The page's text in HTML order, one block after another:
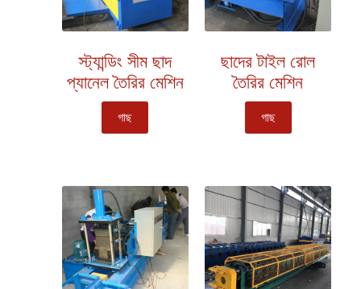
স্ট্যান্ডিং সীম ছাদ
প্যানেল তৈরির মেশিন
গাছ
ছাদের টাইল রোল
তৈরির মেশিন
গাছ